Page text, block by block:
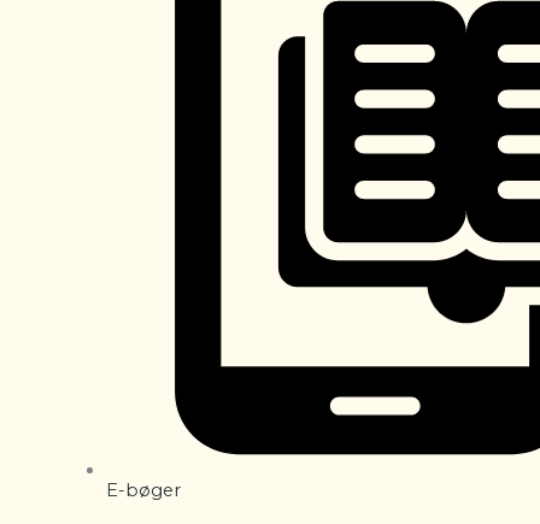
E-bøger